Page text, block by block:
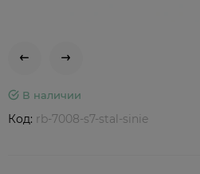
В наличии
Код: rb-7008-s7-stal-sinie